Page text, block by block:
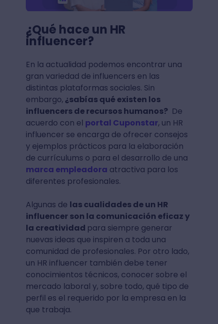
¿Qué hace un HR
influencer?
En la actualidad podemos encontrar una
gran variedad de influencers en las
distintas plataformas sociales. Sin
embargo, ¿sabías qué existen los
influencers de recursos humanos?De
acuerdo con el portal Cuponstar, un HR
influencer se encarga de ofrecer consejos
y ejemplos prácticos para la elaboración
de currículums o para el desarrollo de una
marca empleadora atractiva para los
diferentes profesionales.
Algunas de las cualidades de un HR
influencer son la comunicación eficaz y
la creatividad para siempre generar
nuevas ideas que inspiren a toda una
comunidad de profesionales. Por otro lado,
un HR influencer también debe tener
conocimientos técnicos, conocer sobre el
mercado laboral y, sobre todo, qué tipo de
perfil es el requerido por la empresa en la
que trabaja.